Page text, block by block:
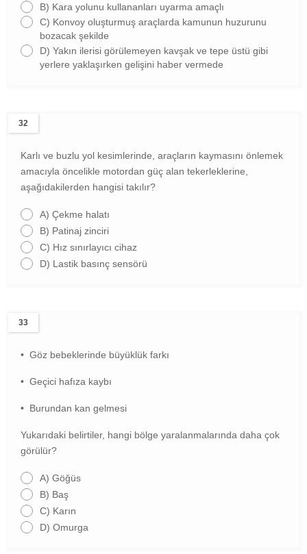
B) Kara yolunu kullananları uyarma amaçlı
C) Konvoy oluşturmuş araçlarda kamunun huzurunu
bozacak şekilde
D) Yakın ilerisi görülemeyen kavşak ve tepe üstü gibi
yerlere yaklaşırken gelişini haber vermede
32
Karlı ve buzlu yol kesimlerinde, araçların kaymasını önlemek
amacıyla öncelikle motordan güç alan tekerleklerine,
aşağıdakilerden hangisi takılır?
A) Çekme halatı
B) Patinaj zinciri
C) Hız sınırlayıcı cihaz
D) Lastik basınç sensörü
33
• Göz bebeklerinde büyüklük farkı
• Geçici hafıza kaybı
• Burundan kan gelmesi
Yukarıdaki belirtiler, hangi bölge yaralanmalarında daha çok
görülür?
A) Göğüs
B) Baş
C) Karın
D) Omurga